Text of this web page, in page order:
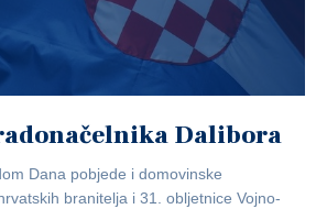
Dalibora
Dana pobjede i domovinske
branitelja i 31. obljetnice Vojno-